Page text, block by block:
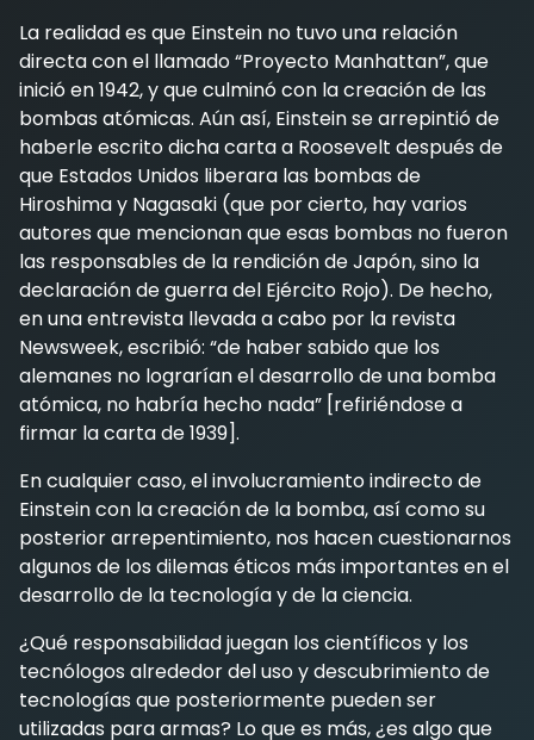
La realidad es que Einstein no tuvo una relación
directa con el llamado “Proyecto Manhattan”, que
inició en 1942, y que culminó con la creación de las
bombas atómicas. Aún así, Einstein se arrepintió de
haberle escrito dicha carta a Roosevelt después de
que Estados Unidos liberara las bombas de
Hiroshima y Nagasaki (que por cierto, hay varios
autores que mencionan que esas bombas no fueron
las responsables de la rendición de Japón, sino la
declaración de guerra del Ejército Rojo). De hecho,
en una entrevista llevada a cabo por la revista
Newsweek, escribió: “de haber sabido que los
alemanes no lograrían el desarrollo de una bomba
atómica, no habría hecho nada” [refiriéndose a
firmar la carta de 1939].
En cualquier caso, el involucramiento indirecto de
Einstein con la creación de la bomba, así como su
posterior arrepentimiento, nos hacen cuestionarnos
algunos de los dilemas éticos más importantes en el
desarrollo de la tecnología y de la ciencia.
¿Qué responsabilidad juegan los científicos y los
tecnólogos alrededor del uso y descubrimiento de
tecnologías que posteriormente pueden ser
utilizadas para armas? Lo que es más, ¿es algo que